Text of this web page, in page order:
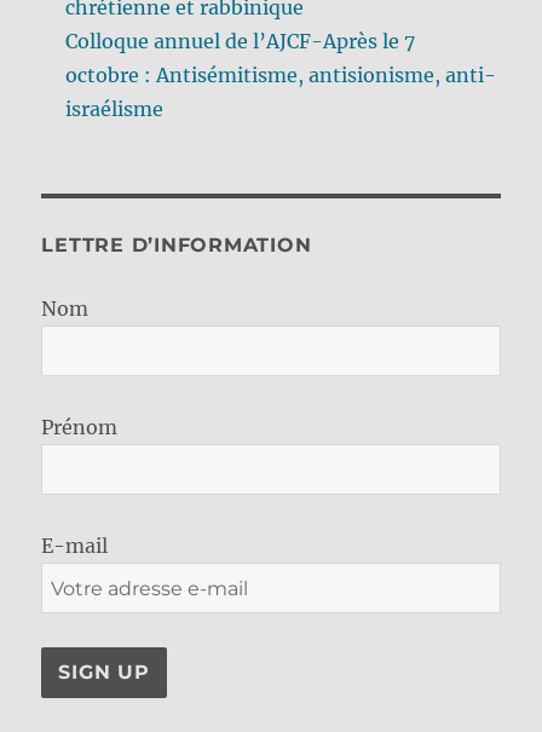
chrétienne et rabbinique
Colloque annuel de l’AJCF-Après le 7
octobre : Antisémitisme, antisionisme, anti-
israélisme
LETTRE D’INFORMATION
Nom
Prénom
E-mail